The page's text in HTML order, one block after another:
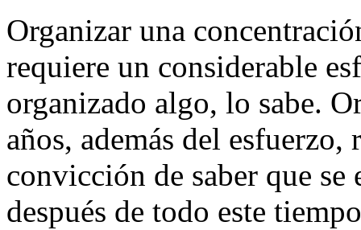
Organizar una
requiere un considerable
organizado algo, lo sabe.
años, además del
convicción de saber que se
después de todo este